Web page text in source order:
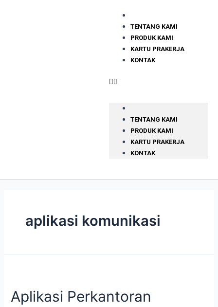
TENTANG KAMI
PRODUK KAMI
KARTU PRAKERJA
KONTAK
TENTANG KAMI
PRODUK KAMI
KARTU PRAKERJA
KONTAK
aplikasi komunikasi
Aplikasi Perkantoran